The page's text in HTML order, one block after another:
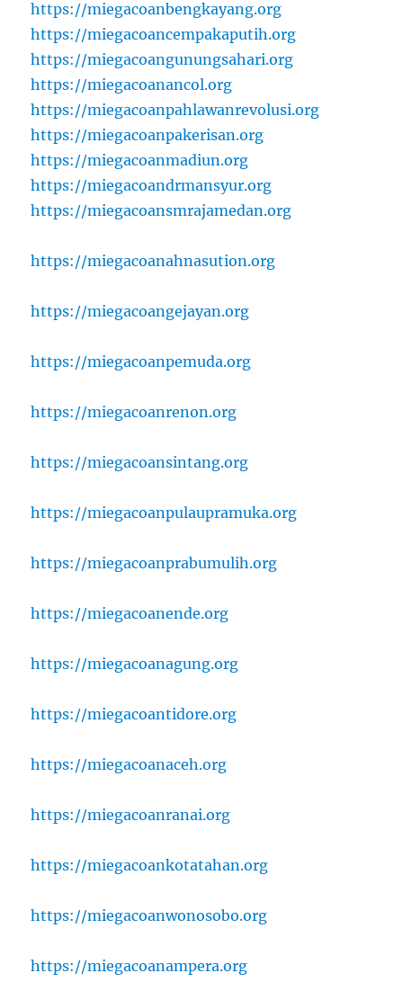
https://miegacoanbengkayang.org
https://miegacoancempakaputih.org
https://miegacoangunungsahari.org
https://miegacoanancol.org
https://miegacoanpahlawanrevolusi.org
https://miegacoanpakerisan.org
https://miegacoanmadiun.org
https://miegacoandrmansyur.org
https://miegacoansmrajamedan.org
https://miegacoanahnasution.org
https://miegacoangejayan.org
https://miegacoanpemuda.org
https://miegacoanrenon.org
https://miegacoansintang.org
https://miegacoanpulaupramuka.org
https://miegacoanprabumulih.org
https://miegacoanende.org
https://miegacoanagung.org
https://miegacoantidore.org
https://miegacoanaceh.org
https://miegacoanranai.org
https://miegacoankotatahan.org
https://miegacoanwonosobo.org
https://miegacoanampera.org